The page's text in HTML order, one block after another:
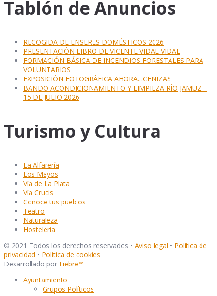
Tablón de Anuncios
RECOGIDA DE ENSERES DOMÉSTICOS 2026
PRESENTACIÓN LIBRO DE VICENTE VIDAL VIDAL
FORMACIÓN BÁSICA DE INCENDIOS FORESTALES PARA
VOLUNTARIOS
EXPOSICIÓN FOTOGRÁFICA AHORA…CENIZAS
BANDO ACONDICIONAMIENTO Y LIMPIEZA RÍO JAMUZ –
15 DE JULIO 2026
Turismo y Cultura
La Alfarería
Los Mayos
Vía de La Plata
Vía Crucis
Conoce tus pueblos
Teatro
Naturaleza
Hostelería
© 2021 Todos los derechos reservados • Aviso legal • Política de
privacidad • Política de cookies
Desarrollado por Fiebre™
Ayuntamiento
Grupos Políticos